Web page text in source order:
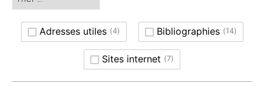
Adresses utiles (4) Bibliographies (14)
Sites internet (7)